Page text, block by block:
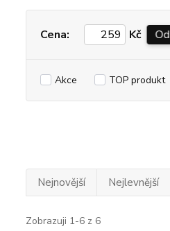
Cena: Kč Od
Akce TOP produkt
Nejnovější Nejlevnější
Zobrazuji 1-6 z 6